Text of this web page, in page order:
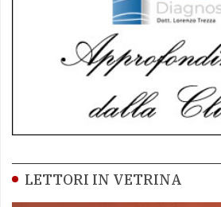
LETTORI IN VETRINA